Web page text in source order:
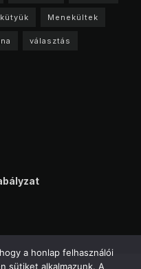
kütyük Menekültek
választás
a honlap felhasználói
sütiket alkalmazunk. A